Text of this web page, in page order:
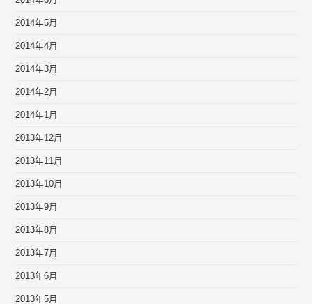
2014年5月
2014年4月
2014年3月
2014年2月
2014年1月
2013年12月
2013年11月
2013年10月
2013年9月
2013年8月
2013年7月
2013年6月
2013年5月